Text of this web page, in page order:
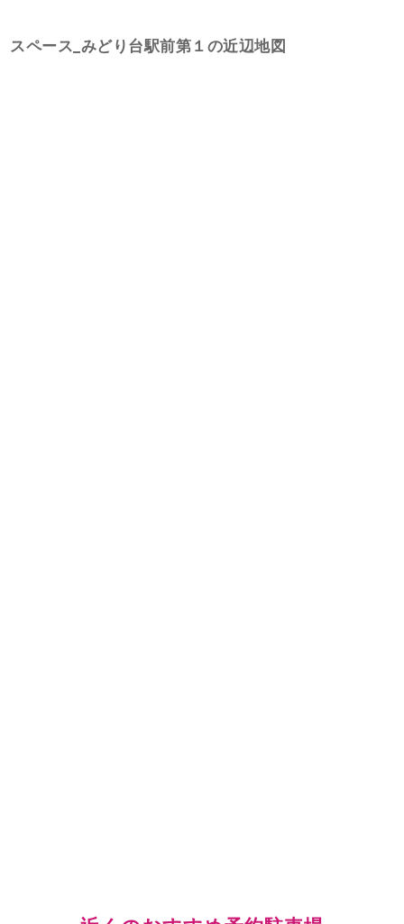
スペース_みどり台駅前第１の近辺地図